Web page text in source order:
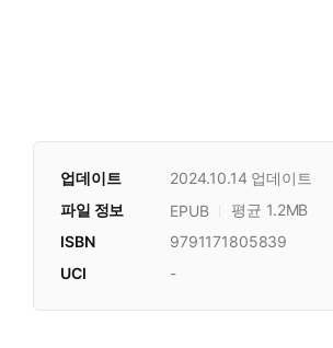
업데이트 2024.10.14 업데이트
파일 정보 EPUB
평균 1.2MB
ISBN
9791171805839
UCI
-